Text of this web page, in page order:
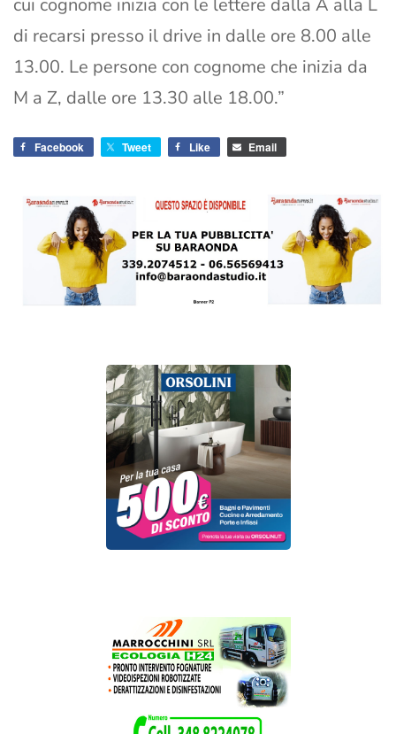
cui cognome inizia con le lettere dalla A alla L
di recarsi presso il drive in dalle ore 8.00 alle
13.00. Le persone con cognome che inizia da
M a Z, dalle ore 13.30 alle 18.00.”
Facebook Tweet Like Email